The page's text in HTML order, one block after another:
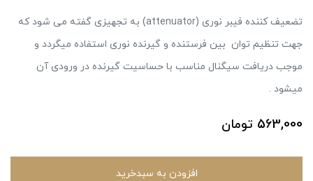
تضعیف کننده فیبر نوری (attenuator) به تجهیزی گفته می شود که
جهت تنظیم توان بین فرستنده و گیرنده نوری استفاده میگردد و
موجب دریافت سیگنال مناسب با حساسیت گیرنده در ورودی آن
میشود .
563,000 تومان
افزودن به سبدخرید